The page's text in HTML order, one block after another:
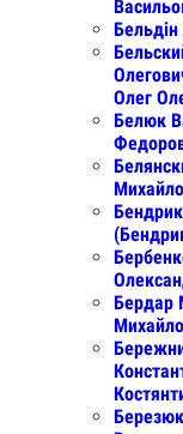
Олег
Белюк
Бердар